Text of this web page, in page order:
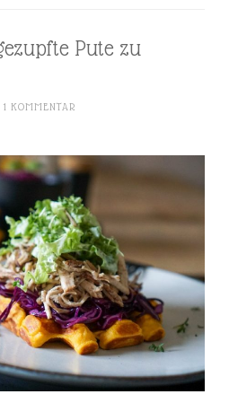
Pute zu
1 KOMMENTAR